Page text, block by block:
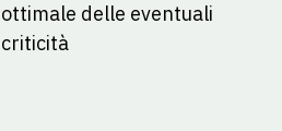
ottimale delle eventuali
criticità